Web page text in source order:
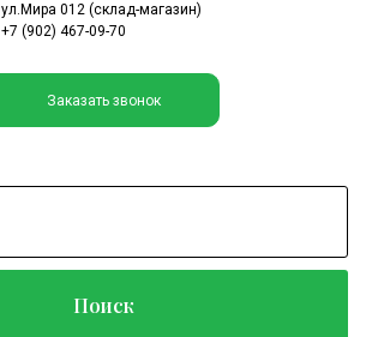
ул.Мира 012 (склад-магазин)
+7 (902) 467-09-70
Заказать звонок
Поиск